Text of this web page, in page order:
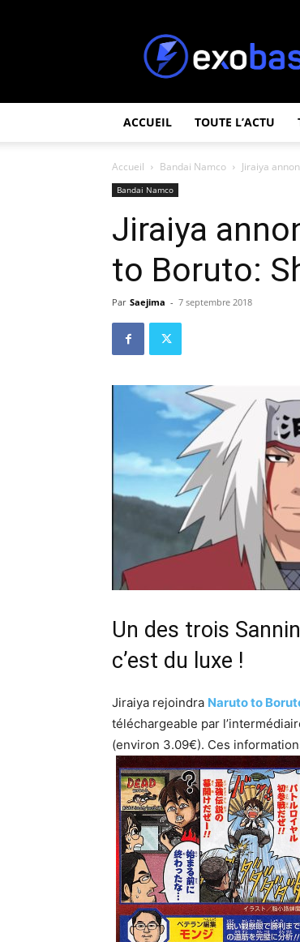
ACCUEIL TOUTE L’ACTU
Accueil Bandai Namco Jiraiya
Bandai Namco
Jiraiya
to Boruto:
Par Saejima - 7 septembre 2018
Un des trois
c’est du luxe !
Jiraiya rejoindra Naruto to
téléchargeable par
(environ 3.09€). Ces